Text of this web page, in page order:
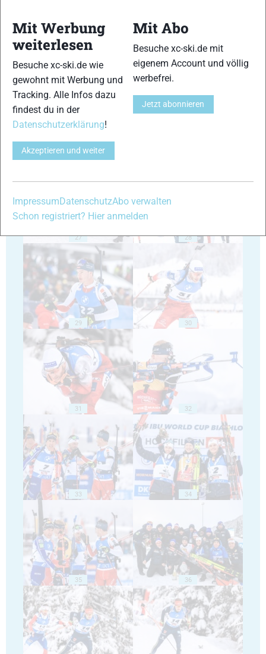
23 24
25
27 28
29 30
31 32
33 34
35 36
Mit Werbung
weiterlesen
Besuche xc-ski.de wie
gewohnt mit Werbung und
Tracking. Alle Infos dazu
findest du in der
Datenschutzerklärung!
Akzeptieren und weiter
Mit Abo
Besuche xc-ski.de mit
eigenem Account und völlig
werbefrei.
Jetzt abonnieren
ImpressumDatenschutzAbo verwalten
Schon registriert? Hier anmelden